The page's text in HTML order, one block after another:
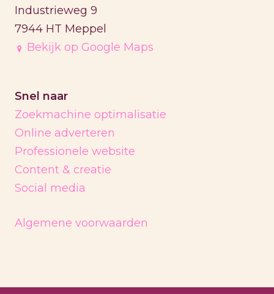
Industrieweg 9
7944 HT Meppel
Bekijk op Google Maps
Snel naar
Zoekmachine optimalisatie
Online adverteren
Professionele website
Content & creatie
Social media
Algemene voorwaarden